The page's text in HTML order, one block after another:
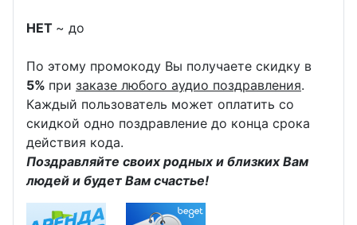
НЕТ ~ до
По этому промокоду Вы получаете скидку в
5% при заказе любого аудио поздравления.
Каждый пользователь может оплатить со
скидкой одно поздравление до конца срока
действия кода.
Поздравляйте своих родных и близких Вам
людей и будет Вам счастье!